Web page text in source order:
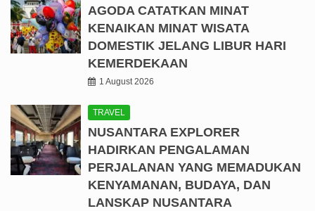
AGODA CATATKAN MINAT
KENAIKAN MINAT WISATA
DOMESTIK JELANG LIBUR HARI
KEMERDEKAAN
1 August 2026
TRAVEL
NUSANTARA EXPLORER
HADIRKAN PENGALAMAN
PERJALANAN YANG MEMADUKAN
KENYAMANAN, BUDAYA, DAN
LANSKAP NUSANTARA